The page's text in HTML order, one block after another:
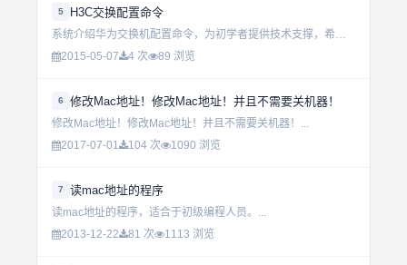
5 H3C交换配置命令
系统介绍华为交换机配置命令，为初学者提供技术支撑，希望大家能喜欢。...
2015-05-07
4 次 89 浏览
6 修改Mac地址！修改Mac地址！并且不需要关机器！
修改Mac地址！修改Mac地址！并且不需要关机器！...
2017-07-01
104 次 1090 浏览
7 读mac地址的程序
读mac地址的程序，适合于初级编程人员。...
2013-12-22
81 次 1113 浏览